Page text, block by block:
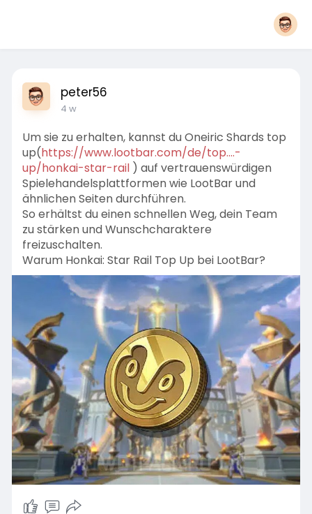
peter56
4 w
Um sie zu erhalten, kannst du Oneiric Shards top
up(https://www.lootbar.com/de/top....-
up/honkai-star-rail) auf vertrauenswürdigen
Spielehandelsplattformen wie LootBar und
ähnlichen Seiten durchführen.
So erhältst du einen schnellen Weg, dein Team
zu stärken und Wunschcharaktere
freizuschalten.
Warum Honkai: Star Rail Top Up bei LootBar?